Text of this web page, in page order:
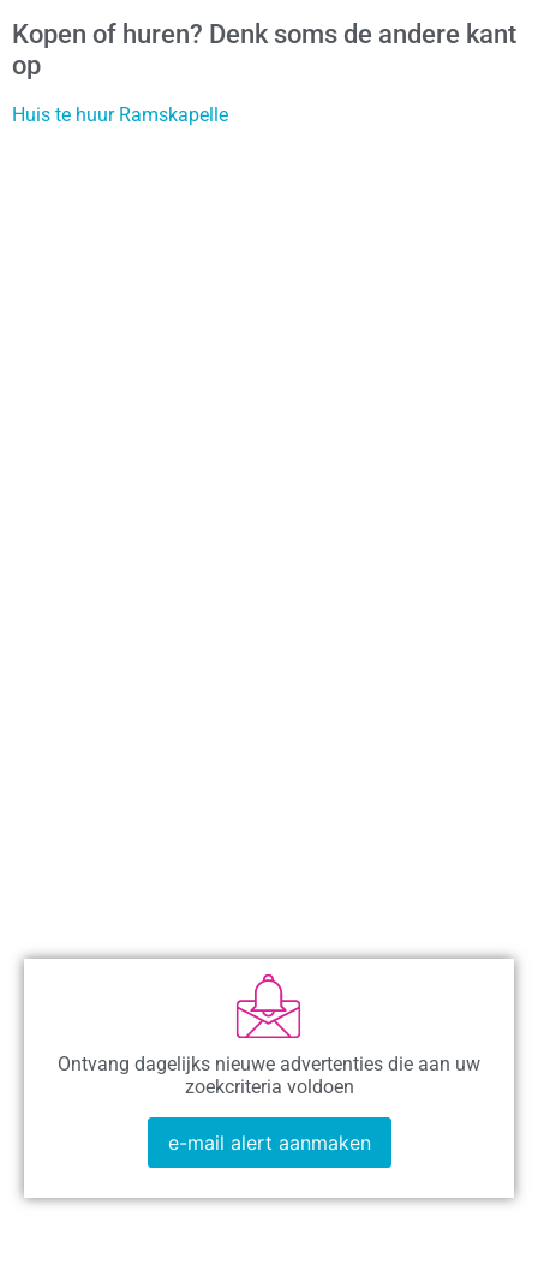
Kopen of huren? Denk soms de andere kant
op
Huis te huur Ramskapelle
Ontvang dagelijks nieuwe advertenties die aan uw
zoekcriteria voldoen
e-mail alert aanmaken